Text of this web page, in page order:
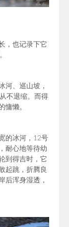
，也记录下它
河、巡山坡，
不退缩。而得
慵懒。
的冰河，12号
耐心地等待幼
到得吉时，它
起跳，折腾良
后浑身湿透，